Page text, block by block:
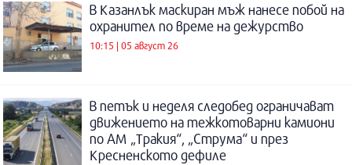
В Казанлък маскиран мъж нанесе побой на
охранител по време на дежурство
10:15 | 05 август 26
В петък и неделя следобед ограничават
движението на тежкотоварни камиони
по АМ „Тракия“, „Струма“ и през
Кресненското дефиле